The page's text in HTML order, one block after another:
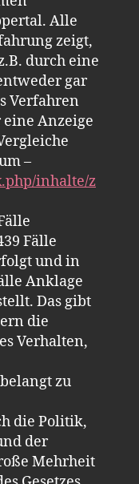
Alle
zeigt,
durch eine
gar
Verfahren
Anzeige
–
inhalte/z
Fälle
und in
Anklage
Das gibt
die
Verhalten,
zu
die Politik,
der
Mehrheit